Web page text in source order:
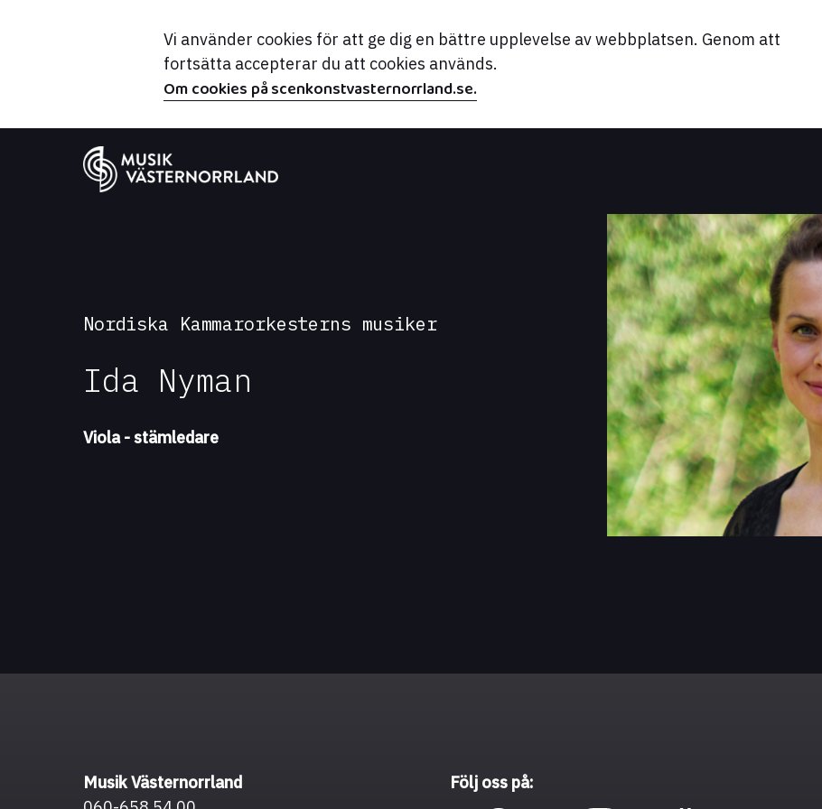
Vi använder cookies för att ge dig en bättre upplevelse av webbplatsen. Genom att
fortsätta accepterar du att cookies används.
Om cookies på scenkonstvasternorrland.se.
Nordiska Kammarorkesterns musiker
Ida Nyman
Viola - stämledare
Musik Västernorrland
Följ oss på: